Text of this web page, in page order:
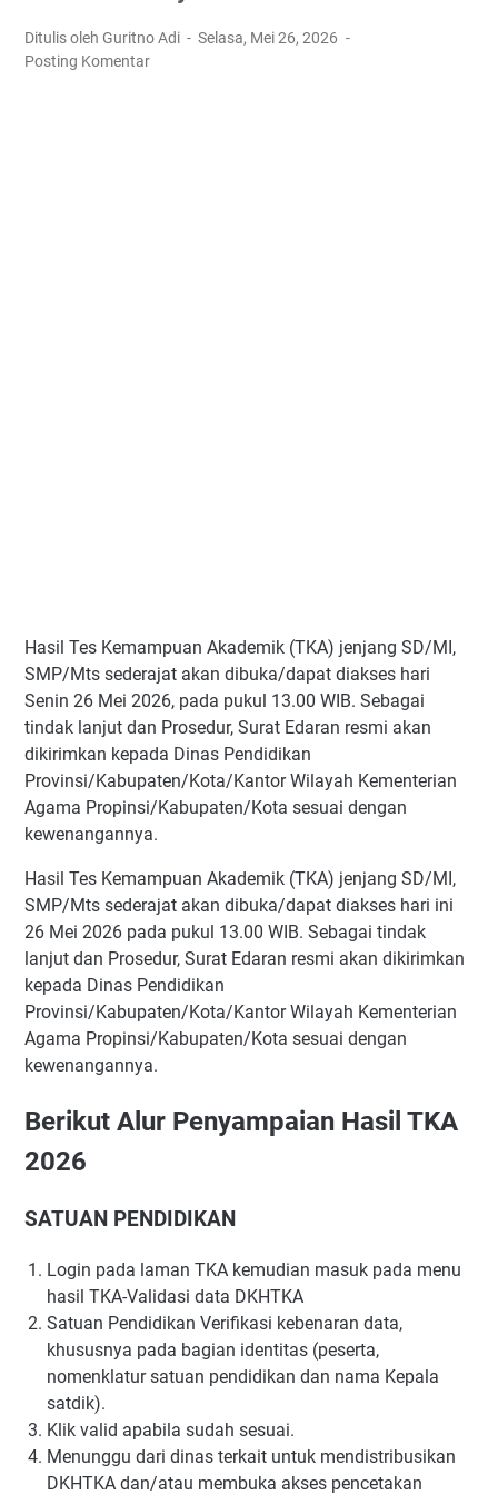
Ditulis oleh Guritno Adi
Selasa, Mei 26, 2026
Posting Komentar
Hasil Tes Kemampuan Akademik (TKA) jenjang SD/MI,
SMP/Mts sederajat akan dibuka/dapat diakses hari
Senin 26 Mei 2026, pada pukul 13.00 WIB. Sebagai
tindak lanjut dan Prosedur, Surat Edaran resmi akan
dikirimkan kepada Dinas Pendidikan
Provinsi/Kabupaten/Kota/Kantor Wilayah Kementerian
Agama Propinsi/Kabupaten/Kota sesuai dengan
kewenangannya.
Hasil Tes Kemampuan Akademik (TKA) jenjang SD/MI,
SMP/Mts sederajat akan dibuka/dapat diakses hari ini
26 Mei 2026 pada pukul 13.00 WIB. Sebagai tindak
lanjut dan Prosedur, Surat Edaran resmi akan dikirimkan
kepada Dinas Pendidikan
Provinsi/Kabupaten/Kota/Kantor Wilayah Kementerian
Agama Propinsi/Kabupaten/Kota sesuai dengan
kewenangannya.
Berikut Alur Penyampaian Hasil TKA
2026
SATUAN PENDIDIKAN
Login pada laman TKA kemudian masuk pada menu
hasil TKA-Validasi data DKHTKA
Satuan Pendidikan Verifikasi kebenaran data,
khususnya pada bagian identitas (peserta,
nomenklatur satuan pendidikan dan nama Kepala
satdik).
Klik valid apabila sudah sesuai.
Menunggu dari dinas terkait untuk mendistribusikan
DKHTKA dan/atau membuka akses pencetakan